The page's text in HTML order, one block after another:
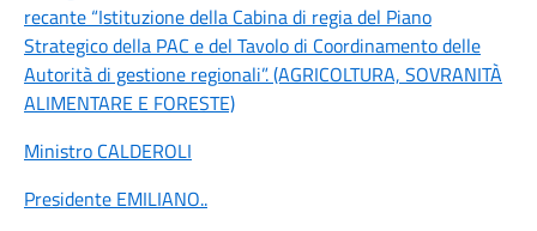
recante “Istituzione della Cabina di regia del Piano
Strategico della PAC e del Tavolo di Coordinamento delle
Autorità di gestione regionali”. (AGRICOLTURA, SOVRANITÀ
ALIMENTARE E FORESTE)
Ministro CALDEROLI
Presidente EMILIANO..